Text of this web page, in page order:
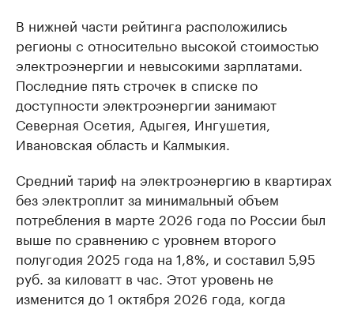
В нижней части рейтинга расположились
регионы с относительно высокой стоимостью
электроэнергии и невысокими зарплатами.
Последние пять строчек в списке по
доступности электроэнергии занимают
Северная Осетия, Адыгея, Ингушетия,
Ивановская область и Калмыкия.
Средний тариф на электроэнергию в квартирах
без электроплит за минимальный объем
потребления в марте 2026 года по России был
выше по сравнению с уровнем второго
полугодия 2025 года на 1,8%, и составил 5,95
руб. за киловатт в час. Этот уровень не
изменится до 1 октября 2026 года, когда